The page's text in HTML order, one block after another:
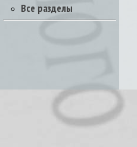
Все разделы